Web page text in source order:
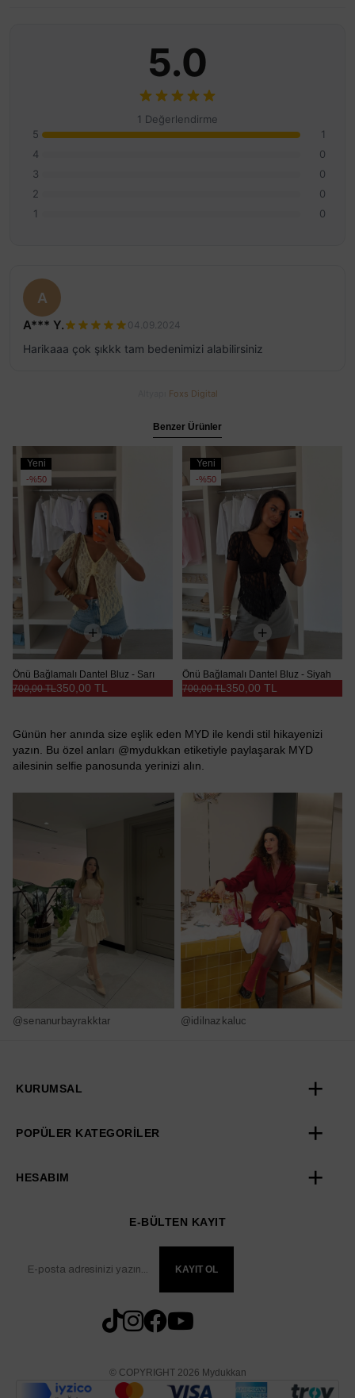
5.0
1 Değerlendirme
5
1
4
0
3
0
2
0
1
0
A
A*** Y. 04.09.2024
Harikaaa çok şıkkk tam bedenimizi alabilirsiniz
Foxs Digital
Benzer Ürünler
Yeni
Ürün
%50
Önü Bağlamalı Dantel Bluz - Sarı
350,00 TL
700,00 TL
Yeni
Ürün
%50
Önü Bağlamalı Dantel Bluz - Siyah
350,00 TL
700,00 TL
Günün her anında size eşlik eden MYD ile kendi stil hikayenizi
yazın. Bu özel anları @mydukkan etiketiyle paylaşarak MYD
ailesinin selfie panosunda yerinizi alın.
@senanurbayrakktar @idilnazkaluc
KURUMSAL
POPÜLER KATEGORİLER
HESABIM
E-BÜLTEN KAYIT
KAYIT OL
© COPYRIGHT 2026 Mydukkan